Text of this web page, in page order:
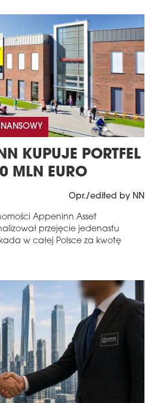
KUPUJE PORTFEL
MLN EURO
Opr./edited by NN
Appeninn Asset
przejęcie jedenastu
w całej Polsce za kwotę